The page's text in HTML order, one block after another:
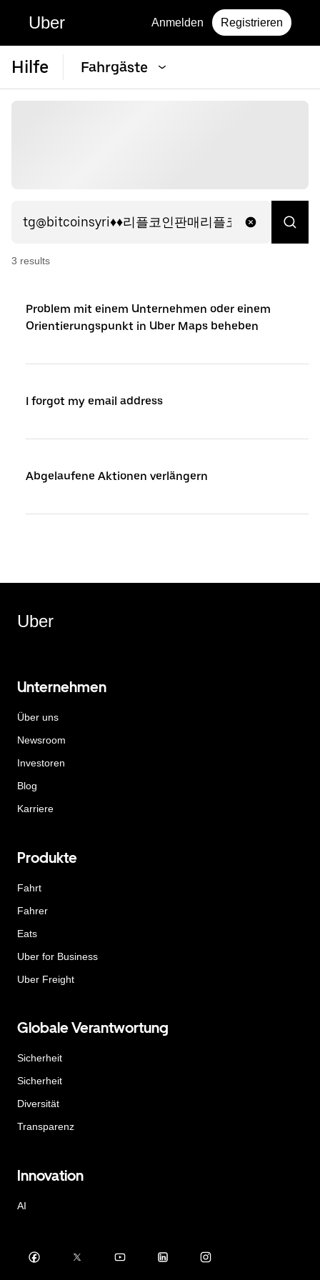
Uber Anmelden Registrieren
Hilfe Fahrgäste
3 results
Problem mit einem Unternehmen oder einem
Orientierungspunkt in Uber Maps beheben
I forgot my email address
Abgelaufene Aktionen verlängern
Uber
Unternehmen
Über uns
Newsroom
Investoren
Blog
Karriere
Produkte
Fahrt
Fahrer
Eats
Uber for Business
Uber Freight
Globale Verantwortung
Sicherheit
Sicherheit
Diversität
Transparenz
Innovation
AI